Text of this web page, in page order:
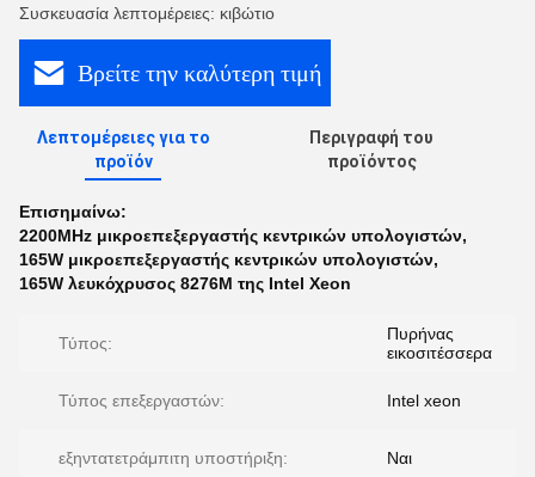
Συσκευασία λεπτομέρειες: κιβώτιο
Βρείτε την καλύτερη τιμή
Λεπτομέρειες για το
προϊόν
Περιγραφή του
προϊόντος
Επισημαίνω:
2200MHz μικροεπεξεργαστής κεντρικών υπολογιστών,
165W μικροεπεξεργαστής κεντρικών υπολογιστών,
165W λευκόχρυσος 8276M της Intel Xeon
Τύπος:
Πυρήνας
εικοσιτέσσερα
Τύπος επεξεργαστών: Intel xeon
εξηντατετράμπιτη υποστήριξη: Ναι